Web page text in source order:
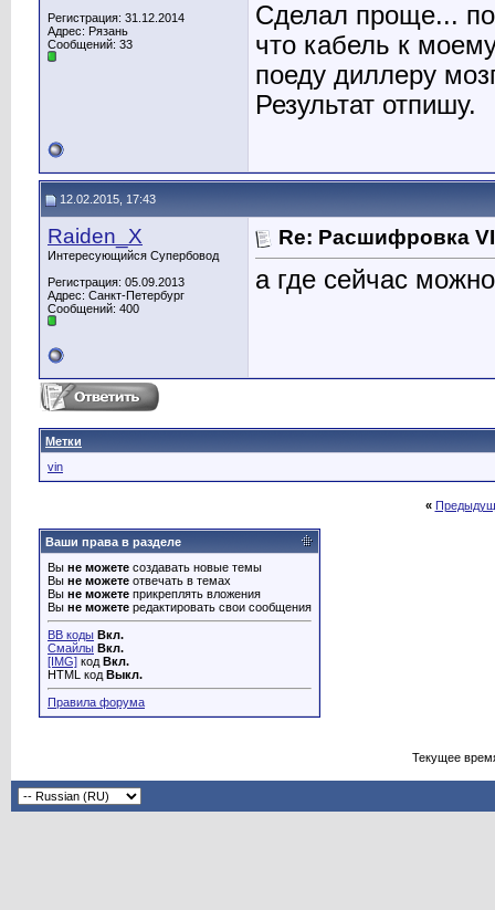
Регистрация: 31.12.2014
Адрес: Рязань
Сообщений: 33
Сделал проще...
что кабель к
поеду диллеру
Результат отпишу.
12.02.2015, 17:43
Raiden_X
Интересующийся Супербовод
Регистрация: 05.09.2013
Адрес: Санкт-Петербург
Сообщений: 400
Re: Расшифровка
а где сейчас
Метки
vin
«
Ваши права в разделе
Вы не можете создавать новые темы
Вы не можете отвечать в темах
Вы не можете прикреплять вложения
Вы не можете редактировать свои сообщения
BB коды Вкл.
Смайлы Вкл.
[IMG] код Вкл.
HTML код Выкл.
Правила форума
Текущее